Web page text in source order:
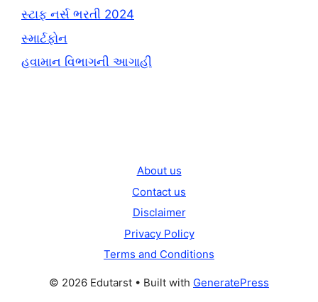
સ્ટાફ નર્સ ભરતી 2024
સ્માર્ટફોન
હવામાન વિભાગની આગાહી
About us
Contact us
Disclaimer
Privacy Policy
Terms and Conditions
© 2026 Edutarst • Built with GeneratePress